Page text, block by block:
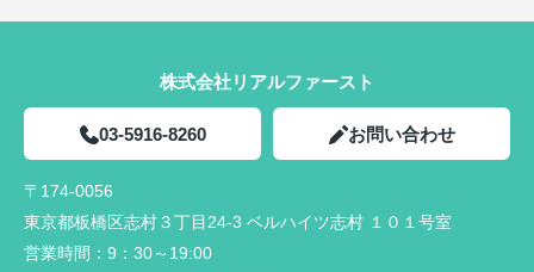
株式会社リアルファースト
03-5916-8260 お問い合わせ
〒174-0056
東京都板橋区志村３丁目24-3 ベルハイツ志村 １０１号室
営業時間： 9：30～19:00